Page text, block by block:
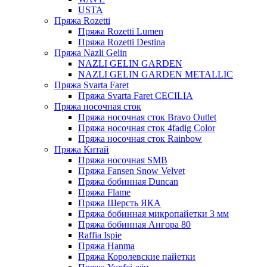
USTA
Пряжа Rozetti
Пряжа Rozetti Lumen
Пряжа Rozetti Destina
Пряжа Nazli Gelin
NAZLI GELIN GARDEN
NAZLI GELIN GARDEN METALLIC
Пряжа Svarta Faret
Пряжа Svarta Faret CECILIA
Пряжа носочная сток
Пряжа носочная сток Bravo Outlet
Пряжа носочная сток 4fadig Color
Пряжа носочная сток Rainbow
Пряжа Китай
Пряжа носочная SMB
Пряжа Fansen Snow Velvet
Пряжа бобинная Duncan
Пряжа Flame
Пряжа Шерсть ЯКА
Пряжа бобинная микропайетки 3 мм
Пряжа бобинная Ангора 80
Raffia Ispie
Пряжа Hanma
Пряжа Королевские пайетки